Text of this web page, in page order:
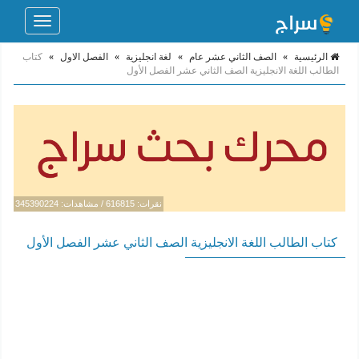
Toggle
الرئيسية » الصف الثاني عشر عام » لغة انجليزية » الفصل الاول » كتاب
الطالب اللغة الانجليزية الصف الثاني عشر الفصل الأول
نقرات: 616815 / مشاهدات: 345390224
كتاب الطالب اللغة الانجليزية الصف الثاني عشر الفصل الأول